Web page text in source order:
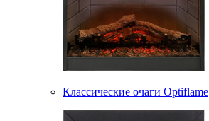
Классические очаги Optiflame